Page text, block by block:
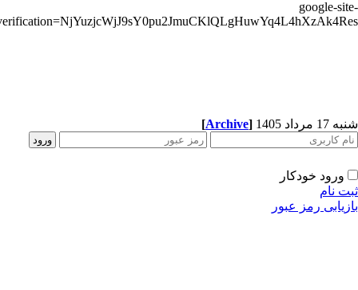
google-
مرداد 1405 [Archive]
ورود خودکار
نام
رمز عبور